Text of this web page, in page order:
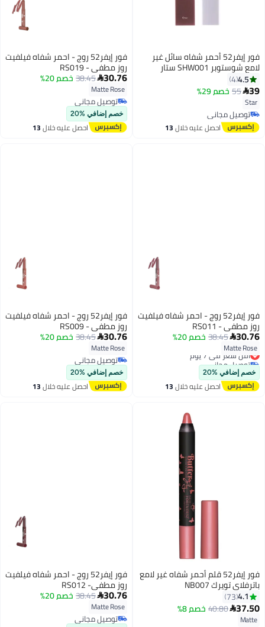
6
فور إيفر52 أحمر شفاه سائل غير
لامع شوستوبر SHW001 ستار
4.5
4
39
55 خصم 29%
Star
توصيل مجاني
توصيل مجانياحصل عليه خلال13
فور إيفر52 روج - احمر شفاه فيلفيت
روز مطفي - RS019
30.76
38.45خصم 20%
Matte Rose
توصيل مجاني
توصيل مجاني
خصم إضافي %20
احصل عليه خلال13
فور إيفر52 روج - احمر شفاه فيلفيت
روز مطفي - RS011
30.76
38.45خصم 20%
Matte Rose
أقل سعر في 7 يوم
توصيل مجاني
أقل سعر في 7 يوم
خصم إضافي %20
احصل عليه خلال13
فور إيفر52 روج - احمر شفاه فيلفيت
روز مطفي - RS009
30.76
38.45خصم 20%
Matte Rose
توصيل مجاني
توصيل مجاني
خصم إضافي %20
احصل عليه خلال13
10
فور إيفر52 قلم أحمر شفاه غير لامع
باترفلاي تويرك NB007
4.1
73
37.50
40.80خصم 8%
Matte
فور إيفر52 روج - احمر شفاه فيلفيت
روز مطفي- RS012
30.76
38.45خصم 20%
Matte Rose
توصيل مجاني